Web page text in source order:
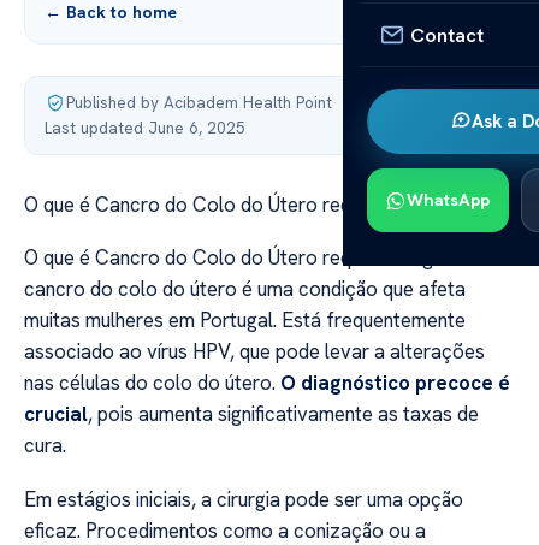
Contact
Ask a
WhatsApp
← Back to home
Published by Acibadem Health Point·
Last updated June 6, 2025
O que é Cancro do Colo do Útero requer cirurgia?
O que é Cancro do Colo do Útero requer cirurgia? O
cancro do colo do útero é uma condição que afeta
muitas mulheres em Portugal. Está frequentemente
associado ao vírus HPV, que pode levar a alterações
nas células do colo do útero. O diagnóstico precoce é
crucial, pois aumenta significativamente as taxas de
cura.
Em estágios iniciais, a cirurgia pode ser uma opção
eficaz. Procedimentos como a conização ou a